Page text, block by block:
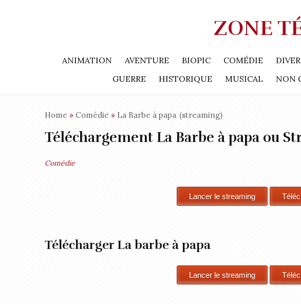
ZONE
ANIMATION AVENTURE BIOPIC COMÉDIE
GUERRE
HISTORIQUE MUSICAL NON
Home » Comédie » La Barbe à papa (streaming)
Téléchargement La Barbe à papa ou
Comédie
Télécharger La barbe à papa